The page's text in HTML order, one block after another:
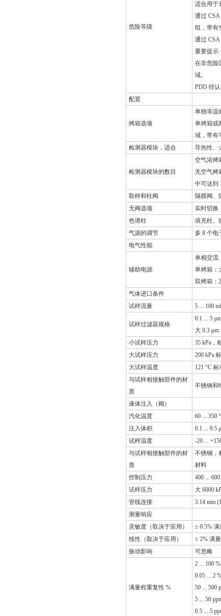
危险等级
适合用于
通过
组，带有
通过
重要提示
在非危险
域。
PDD 经
配置
烤箱选项
单独等温
单烤箱或
域，带有
检测器模块，适合
导热性、
检测器模块的数目
空气浴烤
无空气烤
中可达到
取样和柱阀
隔膜阀、
无阀选项
实时切换
色谱柱
填充柱、
气源的调节
多 8 个电
电气性能
辅助电源
单相交流
单烤箱：
双烤箱：
气体进口条件
试样流量
5 ... 100
试样过滤器规格
0.1 ... 5
大 0.3
小试样压力
35 kPa，
大试样压力
200 kPa
大试样温度
121 °C
与试样相接触部件的材
质
不锈钢和
液体注入（阀）
汽化温度
60 ... 350
注入体积
0.1 ... 9.5
试样温度
-20 ...
与试样相接触部件的材
质
不锈钢，
材料
控制压力
400 ... 600
试样压力
大 6000
管线连接
3.14 mm
测量响应
灵敏度（取决于应用）
± 0.5%
线性（取决于应用）
± 2% 满
振动影响
可忽略
满量程重复性 %
2 ... 100
0.05 ... 2
50 ... 500
5 ... 50
0.5 ... 5